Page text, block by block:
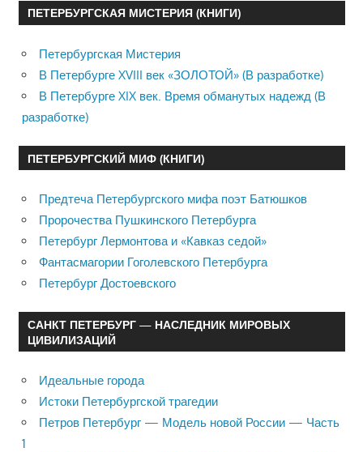
ПЕТЕРБУРГСКАЯ МИСТЕРИЯ (КНИГИ)
Петербургская Мистерия
В Петербурге XVIII век «ЗОЛОТОЙ» (В разработке)
В Петербурге XIX век. Время обманутых надежд (В
разработке)
ПЕТЕРБУРГСКИЙ МИФ (КНИГИ)
Предтеча Петербургского мифа поэт Батюшков
Пророчества Пушкинского Петербурга
Петербург Лермонтова и «Кавказ седой»
Фантасмагории Гоголевского Петербурга
Петербург Достоевского
САНКТ ПЕТЕРБУРГ — НАСЛЕДНИК МИРОВЫХ
ЦИВИЛИЗАЦИЙ
Идеальные города
Истоки Петербургской трагедии
Петров Петербург — Модель новой России — Часть
1